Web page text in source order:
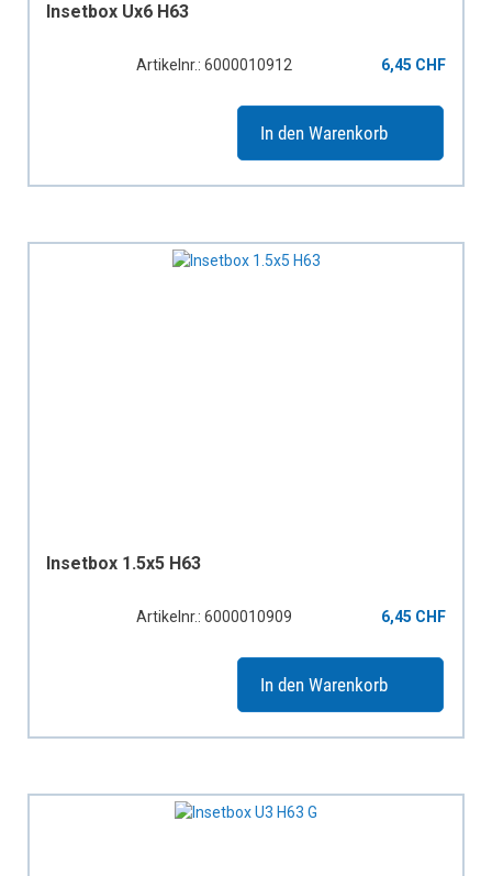
Insetbox Ux6 H63
Artikelnr.: 6000010912 6,45 CHF
In den Warenkorb
Insetbox 1.5x5 H63
Artikelnr.: 6000010909 6,45 CHF
In den Warenkorb